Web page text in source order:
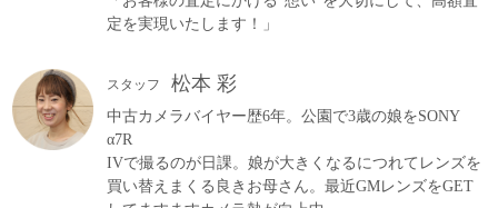
定を実現いたします！」
スタッフ 松本 彩
中古カメラバイヤー歴6年。公園で3歳の娘をSONY
α7R
IVで撮るのが日課。娘が大きくなるにつれてレンズを
買い替えまくる良きお母さん。最近GMレンズをGET